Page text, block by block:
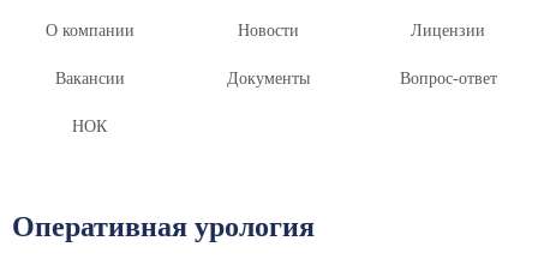
О компании Новости Лицензии
Вакансии Документы Вопрос-ответ
НОК
Оперативная урология